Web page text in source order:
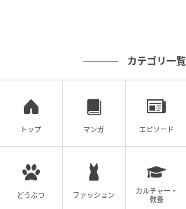
カテゴリ一覧
トップ マンガ エピソード
どうぶつ ファッション
カルチャー・
教養